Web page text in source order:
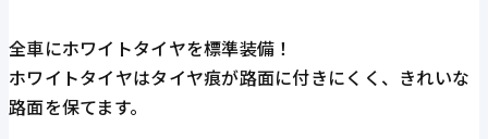
全車にホワイトタイヤを標準装備！
ホワイトタイヤはタイヤ痕が路面に付きにくく、きれいな
路面を保てます。